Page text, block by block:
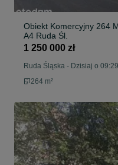
Obiekt Komercyjny 264
A4 Ruda Śl.
1 250 000 zł
Ruda Śląska - Dzisiaj o 09:29
264 m²